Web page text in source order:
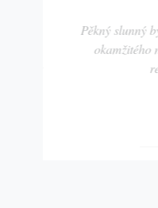
Pěkný slunný
okamžitého